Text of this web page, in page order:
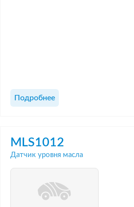
Подробнее
MLS1012
Датчик уровня масла